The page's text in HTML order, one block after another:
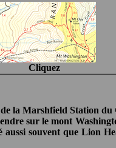
Cliquez
la Marshfield Station du
sur le mont
souvent que Lion